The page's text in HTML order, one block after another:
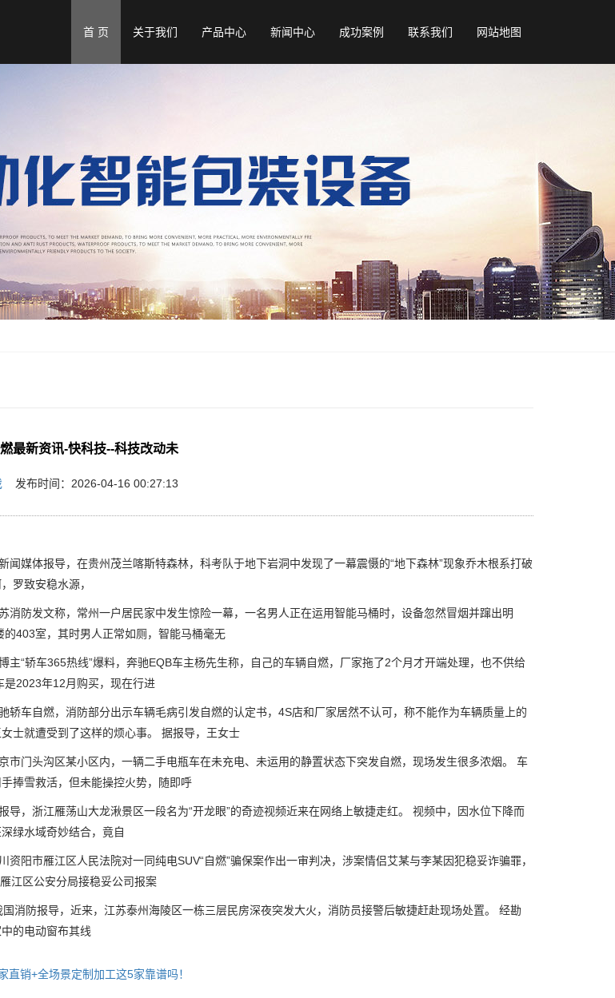
首 页 关于我们 产品中心 新闻中心 成功案例 联系我们 网站地图
最新资讯-快科技--科技改动未
发布时间：2026-04-16 00:27:13
媒体报导，在贵州茂兰喀斯特森林，科考队于地下岩洞中发现了一幕震慑的“地下森林”现象乔木根系打破
罗致安稳水源，
防发文称，常州一户居民家中发生惊险一幕，一名男人正在运用智能马桶时，设备忽然冒烟并蹿出明
403室，其时男人正常如厕，智能马桶毫无
“轿车365热线”爆料，奔驰EQB车主杨先生称，自己的车辆自燃，厂家拖了2个月才开端处理，也不供给
2023年12月购买，现在行进
车自燃，消防部分出示车辆毛病引发自燃的认定书，4S店和厂家居然不认可，称不能作为车辆质量上的
士就遭受到了这样的烦心事。 据报导，王女士
门头沟区某小区内，一辆二手电瓶车在未充电、未运用的静置状态下突发自燃，现场发生很多浓烟。 车
捧雪救活，但未能操控火势，随即呼
，浙江雁荡山大龙湫景区一段名为“开龙眼”的奇迹视频近来在网络上敏捷走红。 视频中，因水位下降而
绿水域奇妙结合，竟自
市雁江区人民法院对一同纯电SUV“自燃”骗保案作出一审判决，涉案情侣艾某与李某因犯稳妥诈骗罪，
江区公安分局接稳妥公司报案
防报导，近来，江苏泰州海陵区一栋三层民房深夜突发大火，消防员接警后敏捷赶赴现场处置。 经勘
的电动窗布其线
直销+全场景定制加工这5家靠谱吗！